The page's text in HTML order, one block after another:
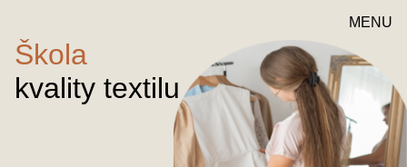
MENU
Škola
kvality textilu